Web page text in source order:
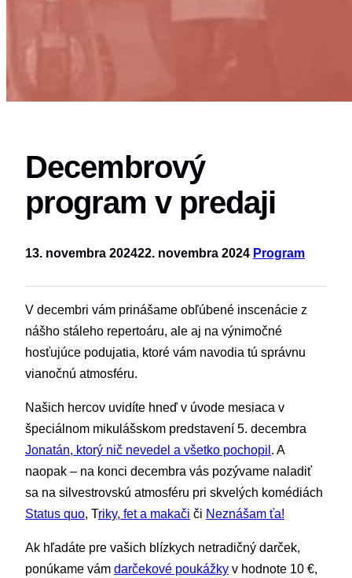
Decembrový
program v predaji
13. novembra 202422. novembra 2024 Program
V decembri vám prinášame obľúbené inscenácie z
nášho stáleho repertoáru, ale aj na výnimočné
hosťujúce podujatia, ktoré vám navodia tú správnu
vianočnú atmosféru.
Našich hercov uvidíte hneď v úvode mesiaca v
špeciálnom mikulášskom predstavení 5. decembra
Jonatán, ktorý nič nevedel a všetko pochopil . A
naopak – na konci decembra vás pozývame naladiť
sa na silvestrovskú atmosféru pri skvelých komédiách
Status quo, Triky, fet a makači či Neznášam ťa!
Ak hľadáte pre vašich blízkych netradičný darček,
ponúkame vám darčekové poukážky v hodnote 10 €,